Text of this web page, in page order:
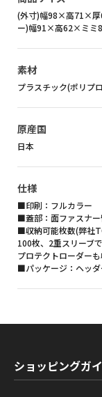
(外寸)幅98×高71×
ー)幅91×高62×ミミ
素材
プラスチック(ポリプ
原産国
日本
仕様
■印刷：フルカラー
■蓋部：面ファスナー
■収納可能枚数(弊社
100枚、2重スリーブ
プロテクトローダー
■パッケージ：ヘッダ
ショッピングガ